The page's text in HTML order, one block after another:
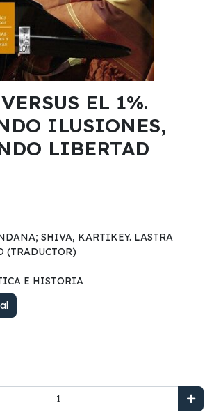
EL 1%.
ILUSIONES,
LIBERTAD
SHIVA, KARTIKEY. LASTRA
(TRADUCTOR)
E HISTORIA